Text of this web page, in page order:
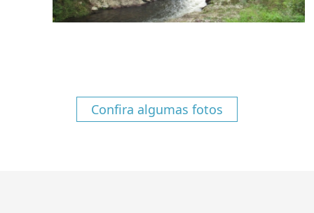
Confira algumas fotos